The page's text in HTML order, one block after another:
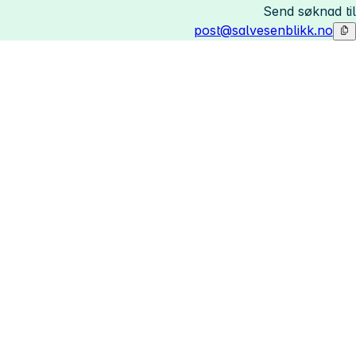
Send søknad til
post@salvesenblikk.no